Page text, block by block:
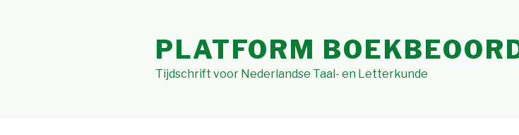
PLATFORM
Tijdschrift voor Nederlandse Taal- en Letterkunde